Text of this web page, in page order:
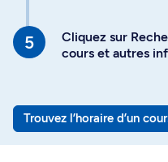
Cliquez sur
cours et autres
Trouvez l’horaire d’un